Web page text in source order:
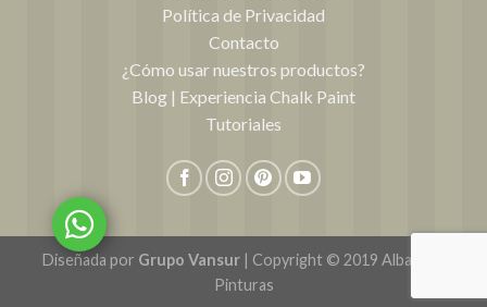
Política de Privacidad
Contacto
¿Cómo usar nuestros productos?
Blog | Experiencia Chalk Paint
Tutoriales
Diseñada por Grupo Vansur| Copyright © 2019 Albardon
Pinturas